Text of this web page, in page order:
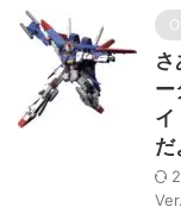
ー
イ
だ